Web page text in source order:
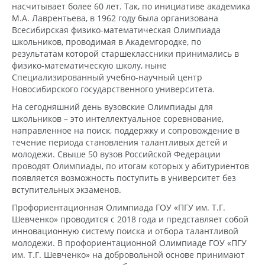
насчитывает более 60 лет. Так, по инициативе академика
М.А. Лаврентьева, в 1962 году была организована
Всесибирская физико-математическая Олимпиада
школьников, проводимая в Академгородке, по
результатам которой старшеклассники принимались в
физико-математическую школу, ныне
Специализированный учебно-научный центр
Новосибирского государственного университета.
На сегодняшний день вузовские Олимпиады для
школьников – это интеллектуальное соревнование,
направленное на поиск, поддержку и сопровождение в
течение периода становления талантливых детей и
молодежи. Свыше 50 вузов Российской Федерации
проводят Олимпиады, по итогам которых у абитуриентов
появляется возможность поступить в университет без
вступительных экзаменов.
Профориентационная Олимпиада ГОУ «ПГУ им. Т.Г.
Шевченко» проводится с 2018 года и представляет собой
инновационную систему поиска и отбора талантливой
молодежи. В профориентационной Олимпиаде ГОУ «ПГУ
им. Т.Г. Шевченко» на добровольной основе принимают